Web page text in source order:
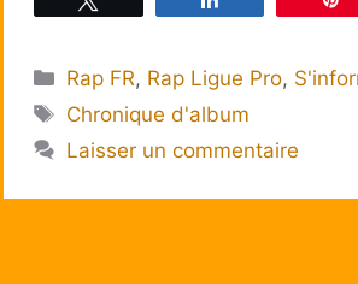
Catégories
Rap FR, Rap Ligue Pro,
Étiquettes
Chronique d'album
Laisser un commentaire